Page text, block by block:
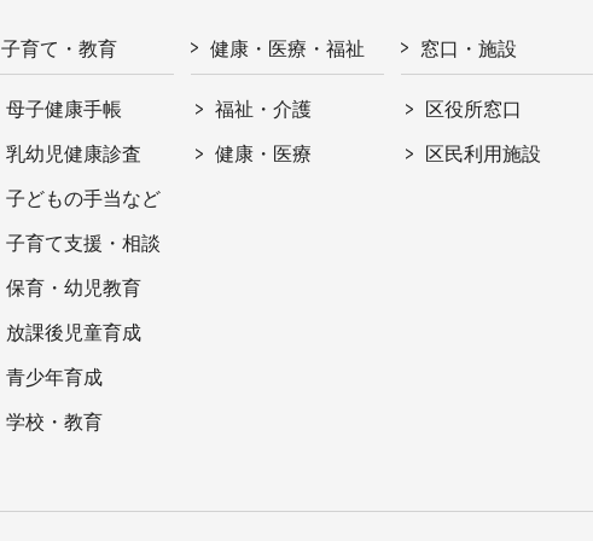
子育て・教育
母子健康手帳
乳幼児健康診査
子どもの手当など
子育て支援・相談
保育・幼児教育
放課後児童育成
青少年育成
学校・教育
健康・医療・福祉
福祉・介護
健康・医療
窓口・施設
区役所窓口
区民利用施設